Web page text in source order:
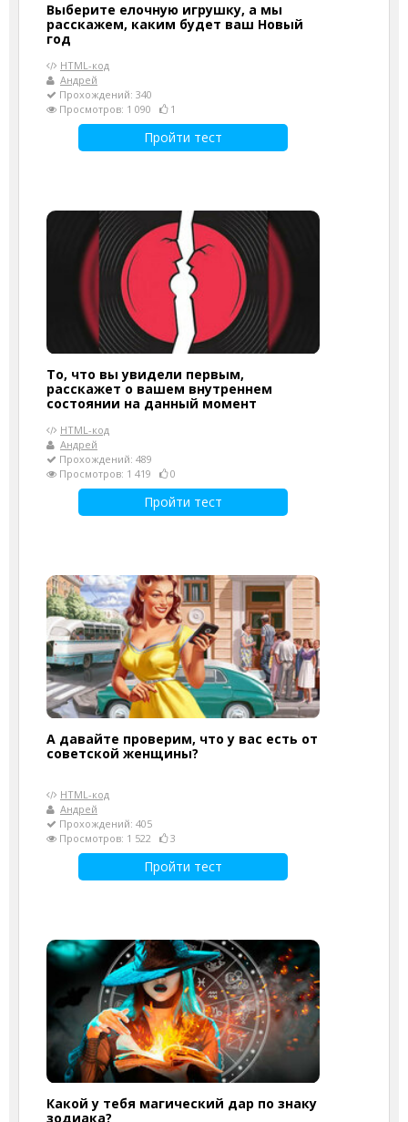
Выберите елочную игрушку, а мы
расскажем, каким будет ваш Новый
год
HTML-код
Андрей
Прохождений: 340
Просмотров: 1 090
1
Пройти тест
То, что вы увидели первым,
расскажет о вашем внутреннем
состоянии на данный момент
HTML-код
Андрей
Прохождений: 489
Просмотров: 1 419
0
Пройти тест
А давайте проверим, что у вас есть от
советской женщины?
HTML-код
Андрей
Прохождений: 405
Просмотров: 1 522
3
Пройти тест
Какой у тебя магический дар по знаку
зодиака?